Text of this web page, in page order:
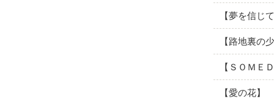
【夢を信じ
【路地裏の
【ＳＯＭＥ
【愛の花】